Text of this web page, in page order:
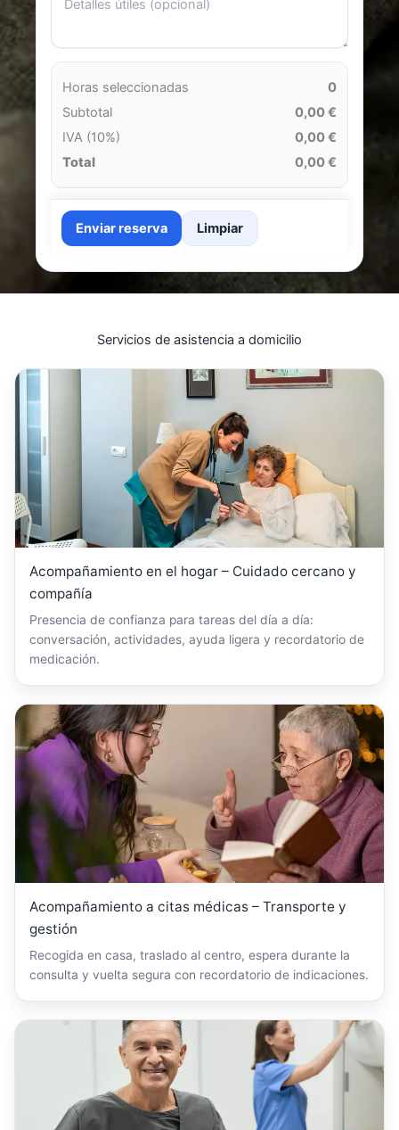
Horas seleccionadas
0
Subtotal
0,00 €
IVA (10%)
0,00 €
Total
0,00 €
Enviar reserva Limpiar
Servicios de asistencia a domicilio
Acompañamiento en el hogar – Cuidado cercano y
compañía
Presencia de confianza para tareas del día a día:
conversación, actividades, ayuda ligera y recordatorio de
medicación.
Acompañamiento a citas médicas – Transporte y
gestión
Recogida en casa, traslado al centro, espera durante la
consulta y vuelta segura con recordatorio de indicaciones.